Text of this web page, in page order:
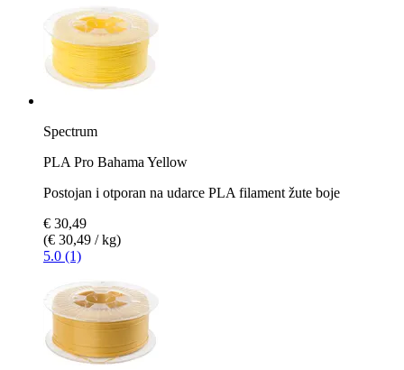
Spectrum
PLA Pro Bahama Yellow
Postojan i otporan na udarce PLA filament žute boje
€ 30,49
(€ 30,49 / kg)
5.0 (1)